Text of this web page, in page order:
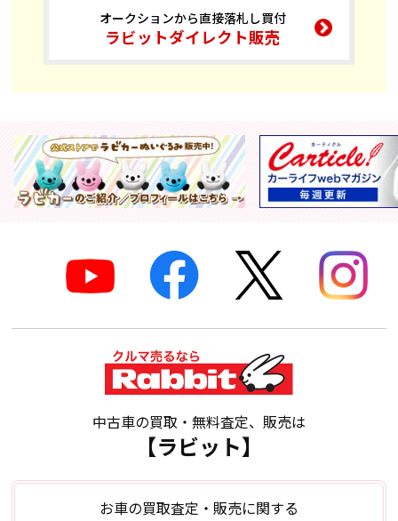
オークションから直接落札し買付
ラビットダイレクト販売
中古車の買取・無料査定、販売は
【ラビット】
お車の買取査定・販売に関する